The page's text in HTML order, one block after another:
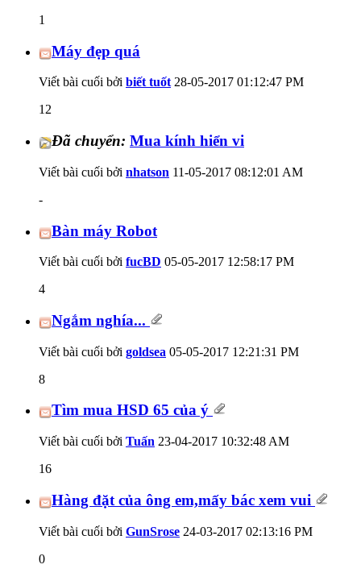
1
Máy đẹp quá
Viết bài cuối bởi biết tuốt 28-05-2017 01:12:47 PM
12
Đã chuyển: Mua kính hiển vi
Viết bài cuối bởi nhatson 11-05-2017 08:12:01 AM
-
Bàn máy Robot
Viết bài cuối bởi fucBD 05-05-2017 12:58:17 PM
4
Ngắm nghía...
Viết bài cuối bởi goldsea 05-05-2017 12:21:31 PM
8
Tìm mua HSD 65 của ý
Viết bài cuối bởi Tuấn 23-04-2017 10:32:48 AM
16
Hàng đặt của ông em,mấy bác xem vui
Viết bài cuối bởi GunSrose 24-03-2017 02:13:16 PM
0